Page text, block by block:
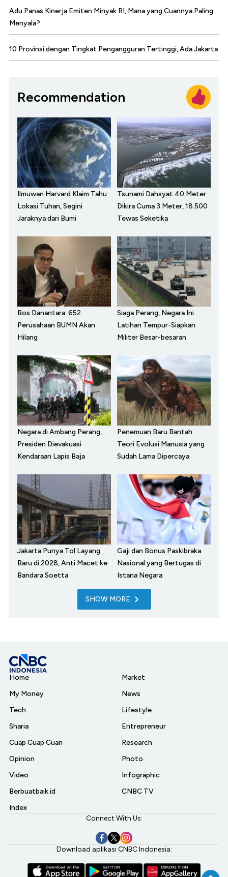
Adu Panas Kinerja Emiten Minyak RI, Mana yang Cuannya Paling
Menyala?
10 Provinsi dengan Tingkat Pengangguran Tertinggi, Ada Jakarta
Recommendation
Ilmuwan Harvard Klaim Tahu
Lokasi Tuhan, Segini
Jaraknya dari Bumi
Tsunami Dahsyat 40 Meter
Dikira Cuma 3 Meter, 18.500
Tewas Seketika
Bos Danantara: 652
Perusahaan BUMN Akan
Hilang
Siaga Perang, Negara Ini
Latihan Tempur-Siapkan
Militer Besar-besaran
Negara di Ambang Perang,
Presiden Dievakuasi
Kendaraan Lapis Baja
Penemuan Baru Bantah
Teori Evolusi Manusia yang
Sudah Lama Dipercaya
Jakarta Punya Tol Layang
Baru di 2028, Anti Macet ke
Bandara Soetta
Gaji dan Bonus Paskibraka
Nasional yang Bertugas di
Istana Negara
SHOW MORE
Home
My Money
Tech
Sharia
Cuap Cuap Cuan
Opinion
Video
Berbuatbaik.id
Index
Market
News
Lifestyle
Entrepreneur
Research
Photo
Infographic
CNBC TV
Connect With Us:
Download aplikasi CNBC Indonesia: